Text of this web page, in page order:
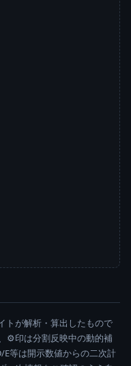
トが解析・算出したもので
⚙印は分割反映中の動的補
E等は開示数値からの二次計